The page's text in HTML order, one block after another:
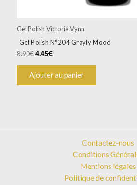
Gel Polish Victoria Vynn
Gel Polish N°204 Grayly Mood
8.90€4.45€
Ajouter au panier
Contactez-nous
Conditions
Mentions légales
Politique de